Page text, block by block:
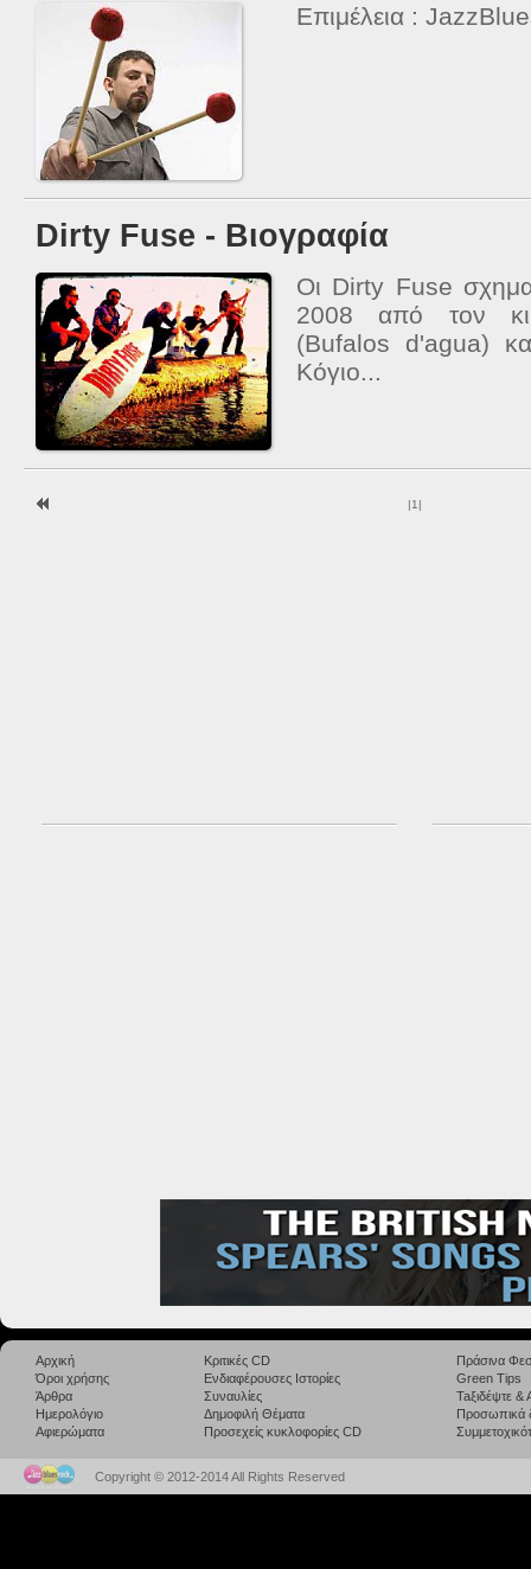
Επιμέλεια :
Dirty Fuse - Βιογραφία
Οι Dirty Fuse
2008 από τον
(Bufalos d'agua)
Κόγιο...
|1 |
Αρχική
Όροι χρήσης
Άρθρα
Ημερολόγιο
Αφιερώματα
Κριτικές CD
Ενδιαφέρουσες Ιστορίες
Συναυλίες
Δημοφιλή Θέματα
Προσεχείς κυκλοφορίες CD
Πράσινα
Green Tips
Taξιδέψτε
Προσωπικά
Copyright © 2012-2014 All Rights Reserved